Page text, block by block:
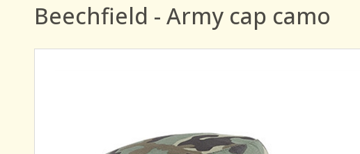
Beechfield - Army cap camo